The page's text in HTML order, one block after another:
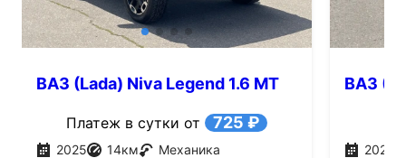
ВАЗ (Lada) Niva Legend 1.6 MT
Платеж в сутки от 725 ₽
2025 14км Механика
ВАЗ
2026